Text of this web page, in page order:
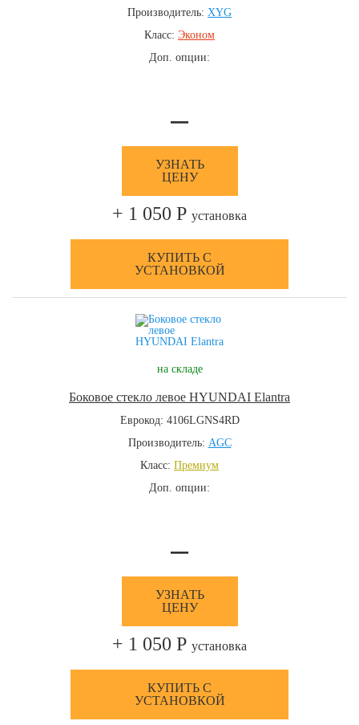
Производитель: XYG
Класс: Эконом
Доп. опции:
—
УЗНАТЬ
ЦЕНУ
+ 1 050 Р установка
КУПИТЬ С
УСТАНОВКОЙ
на складе
Боковое стекло левое HYUNDAI Elantra
Еврокод: 4106LGNS4RD
Производитель: AGC
Класс: Премиум
Доп. опции:
—
УЗНАТЬ
ЦЕНУ
+ 1 050 Р установка
КУПИТЬ С
УСТАНОВКОЙ